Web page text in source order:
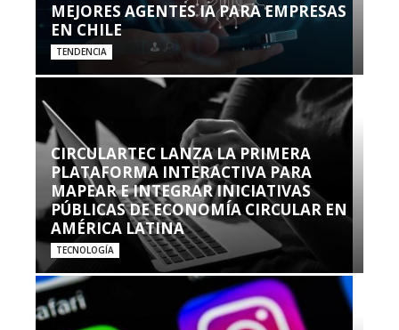
MEJORES AGENTES IA PARA EMPRESAS
EN CHILE
TENDENCIA
CIRCULARTEC LANZA LA PRIMERA
PLATAFORMA INTERACTIVA PARA
MAPEAR E INTEGRAR INICIATIVAS
PÚBLICAS DE ECONOMÍA CIRCULAR EN
AMÉRICA LATINA
TECNOLOGÍA